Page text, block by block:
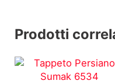
Prodotti